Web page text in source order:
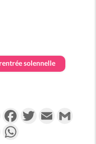
rentrée solennelle
PartagerFacebookTwitterEmail
Messenger